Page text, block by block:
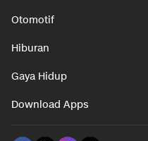
Otomotif
Hiburan
Gaya Hidup
Download Apps